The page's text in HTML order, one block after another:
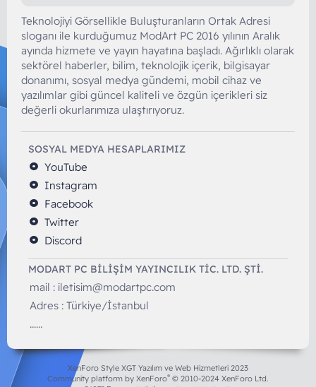
Teknolojiyi Görsellikle Buluşturanların Ortak Adresi
sloganı ile kurduğumuz ModArt PC 2016 yılının Aralık
ayında hizmete ve yayın hayatına başladı. Ağırlıklı olarak
sektörel haberler, bilim, teknolojik içerik, bilgisayar
donanımı, sosyal medya gündemi, mobil cihaz ve
yazılımlar gibi güncel kaliteli ve özgün içerikleri siz
değerli okurlarımıza ulaştırıyoruz.
SOSYAL MEDYA HESAPLARIMIZ
YouTube
Instagram
Facebook
Twitter
Discord
MODART PC BILIŞIM YAYINCILIK TİC. LTD. ŞTİ.
mail : iletisim@modartpc.com
Adres : Türkiye/İstanbul
......
XenForo Style XGT Yazılım ve Web Hizmetleri 2023
Community platform by XenForo® © 2010-2024 XenForo Ltd.